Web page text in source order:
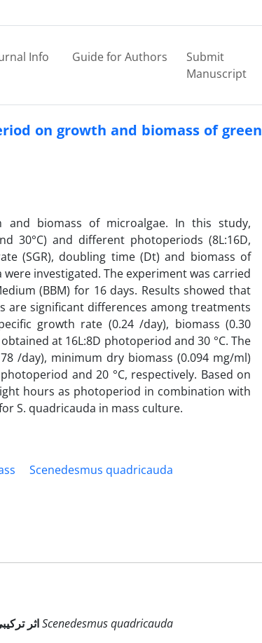
Info Guide for Authors
Submit
Manuscript
on growth and biomass of green
biomass of microalgae. In this study,
30°C) and different photoperiods (8L:16D,
(SGR), doubling time (Dt) and biomass of
investigated. The experiment was carried
(BBM) for 16 days. Results showed that
are significant differences among treatments
growth rate (0.24 /day), biomass (0.30
at 16L:8D photoperiod and 30 °C. The
/day), minimum dry biomass (0.094 mg/ml)
and 20 °C, respectively. Based on
hours as photoperiod in combination with
S. quadricauda in mass culture.
Scenedesmus quadricauda
Scenedesmus quadricauda